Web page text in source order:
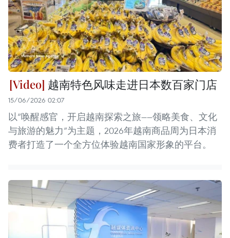
越南特色风味走进日本数百家门店
15/06/2026 02:07
以“唤醒感官，开启越南探索之旅——领略美食、文化
与旅游的魅力”为主题，2026年越南商品周为日本消
费者打造了一个全方位体验越南国家形象的平台。